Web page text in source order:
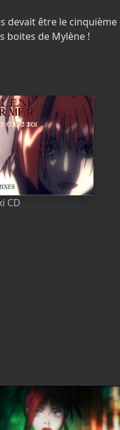
devait être le
boites de Mylène !
CD